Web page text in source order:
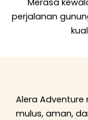
perjalanan
Alera
mulus, aman,